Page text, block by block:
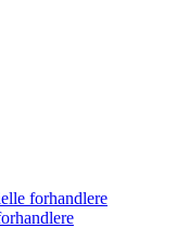
forhandlere